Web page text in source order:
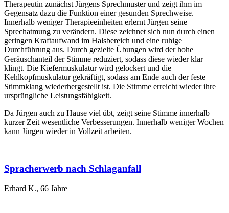
Therapeutin zunächst Jürgens Sprechmuster und zeigt ihm im
Gegensatz dazu die Funktion einer gesunden Sprechweise.
Innerhalb weniger Therapieeinheiten erlernt Jürgen seine
Sprechatmung zu verändern. Diese zeichnet sich nun durch einen
geringen Kraftaufwand im Halsbereich und eine ruhige
Durchführung aus. Durch gezielte Übungen wird der hohe
Geräuschanteil der Stimme reduziert, sodass diese wieder klar
klingt. Die Kiefermuskulatur wird gelockert und die
Kehlkopfmuskulatur gekräftigt, sodass am Ende auch der feste
Stimmklang wiederhergestellt ist. Die Stimme erreicht wieder ihre
ursprüngliche Leistungsfähigkeit.
Da Jürgen auch zu Hause viel übt, zeigt seine Stimme innerhalb
kurzer Zeit wesentliche Verbesserungen. Innerhalb weniger Wochen
kann Jürgen wieder in Vollzeit arbeiten.
Spracherwerb nach Schlaganfall
Erhard K., 66 Jahre